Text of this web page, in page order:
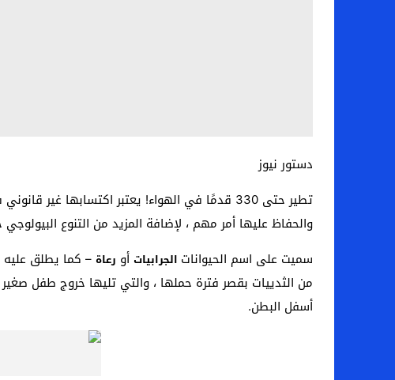
دستور نيوز
تطير حتى 330 قدمًا في الهواء! يعتبر
والحفاظ عليها أمر مهم ، لإضافة المزيد من التنوع البيولوجي
سميت على اسم الحيوانات الجرابياتأو رعاة– كما يطلق عليه
من الثدييات بقصر فترة حملها ، والتي تليها خروج طفل
أسفل البطن.